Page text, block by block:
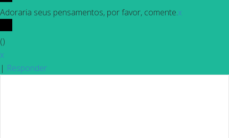
Adoraria seus pensamentos, por favor, comente.x
()
x
| Responder